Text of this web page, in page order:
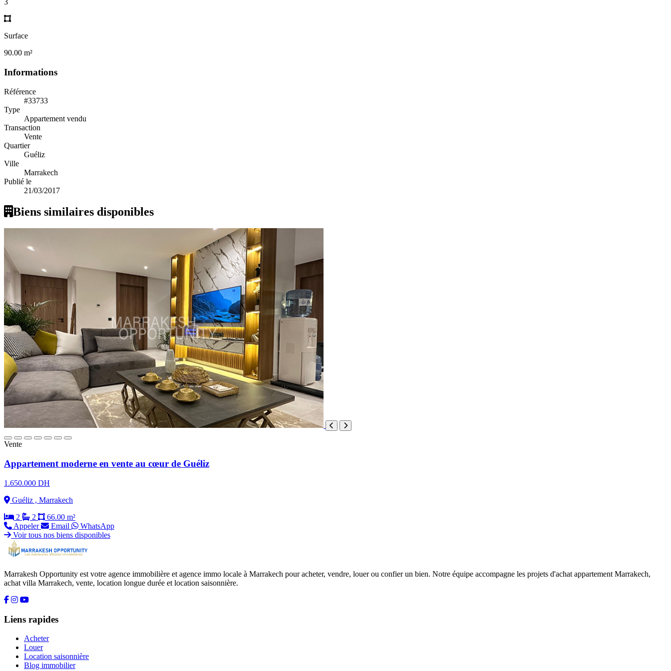
3
Surface
90.00 m²
Informations
Référence
#33733
Type
Appartement vendu
Transaction
Vente
Quartier
Guéliz
Ville
Marrakech
Publié le
21/03/2017
Biens similaires disponibles
Vente
Appartement moderne en vente au cœur de Guéliz
1.650.000 DH
Guéliz , Marrakech
2
2
66.00 m²
Appeler
Email
WhatsApp
Voir tous nos biens disponibles
Marrakesh Opportunity est votre agence immobilière et agence immo locale à Marrakech pour acheter, vendre, louer ou confier un bien. Notre équipe accompagne les projets d'achat appartement Marrakech,
achat villa Marrakech, vente, location longue durée et location saisonnière.
Liens rapides
Acheter
Louer
Location saisonnière
Blog immobilier